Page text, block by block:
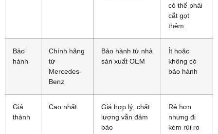
có thể phải
cắt gọt
thêm
Bảo
hành
Chính hãng
từ
Mercedes-
Benz
Bảo hành từ nhà
sản xuất OEM
Ít hoặc
không có
bảo hành
Giá
thành
Cao nhất
Giá hợp lý, chất
lượng vẫn đảm
bảo
Rẻ hơn
nhưng đi
kèm rủi ro